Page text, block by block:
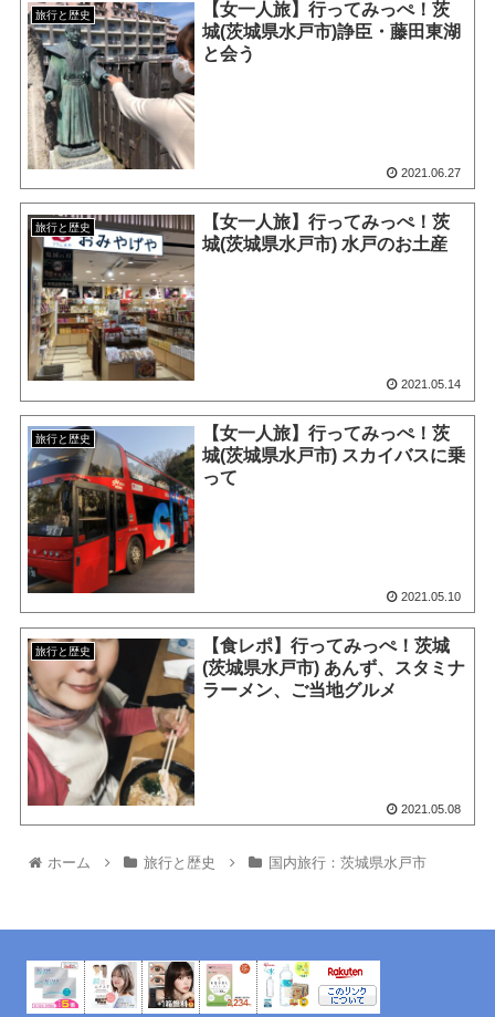
旅行と歴史
【女一人旅】行ってみっぺ！茨
城(茨城県水戸市)諍臣・藤田東湖
と会う
2021.06.27
旅行と歴史
【女一人旅】行ってみっぺ！茨
城(茨城県水戸市) 水戸のお土産
2021.05.14
旅行と歴史
【女一人旅】行ってみっぺ！茨
城(茨城県水戸市) スカイバスに乗
って
2021.05.10
旅行と歴史
【食レポ】行ってみっぺ！茨城
(茨城県水戸市) あんず、スタミナ
ラーメン、ご当地グルメ
2021.05.08
ホーム 旅行と歴史 国内旅行：茨城県水戸市